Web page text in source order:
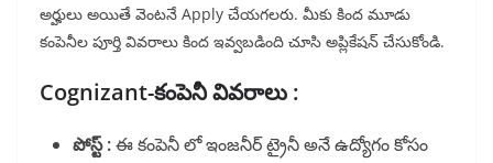
అర్హులు అయితే వెంటనే Apply చేయగలరు. మీకు కింద మూడు
కంపెనీల పూర్తి వివరాలు కింద ఇవ్వబడింది చూసి అప్లికేషన్ చేసుకోండి.
Cognizant-కంపెనీ వివరాలు :
పోస్ట్ :ఈ కంపెనీ లో ఇంజనీర్ ట్రైనీ అనే ఉద్యోగం కోసం